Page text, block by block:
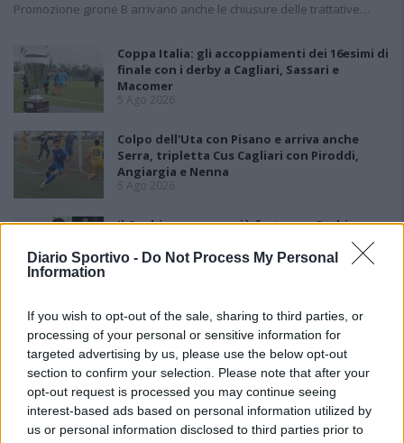
Diario Sportivo - Do Not Process My Personal
Information
If you wish to opt-out of the sale, sharing to third parties, or
processing of your personal or sensitive information for
targeted advertising by us, please use the below opt-out
section to confirm your selection. Please note that after your
opt-out request is processed you may continue seeing
interest-based ads based on personal information utilized by
us or personal information disclosed to third parties prior to
Promozione girone B arrivano anche le chiusure delle trattative…
Coppa Italia: gli accoppiamenti dei 16esimi di
finale con i derby a Cagliari, Sassari e
Macomer
5 Ago 2026
Colpo dell'Uta con Pisano e arriva anche
Serra, tripletta Cus Cagliari con Piroddi,
Angiargia e Nenna
5 Ago 2026
Il Coghinas ancora più forte con Sechi e
5 Ago 2026
L'Atletico Cagliari di Saba prende Sanna,
Simoni e mantiene lo zoccolo duro
4 Ago 2026
L'Antiochense prende Caddeo e Doneddu,
Arborea e Tharros ripartono dai tecnici
Firinu e Frongia